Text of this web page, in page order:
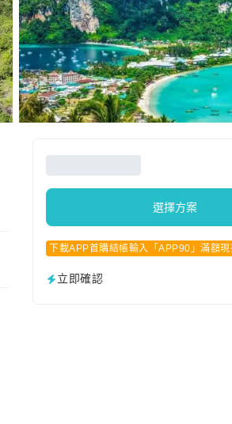
選擇方案
下載APP首購結帳輸入「APP90」滿額
立即確認